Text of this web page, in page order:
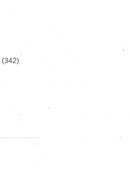
(342)